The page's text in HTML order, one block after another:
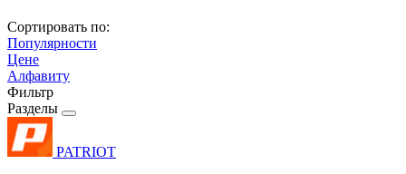
Сортировать по:
Популярности
Цене
Алфавиту
Фильтр
Разделы
PATRIOT